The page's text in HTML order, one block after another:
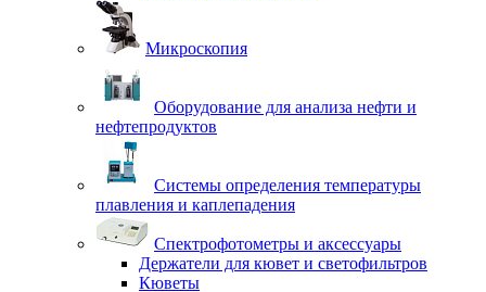
Микроскопия
Оборудование для анализа нефти и
нефтепродуктов
Системы определения температуры
плавления и каплепадения
Спектрофотометры и аксессуары
Держатели для кювет и светофильтров
Кюветы